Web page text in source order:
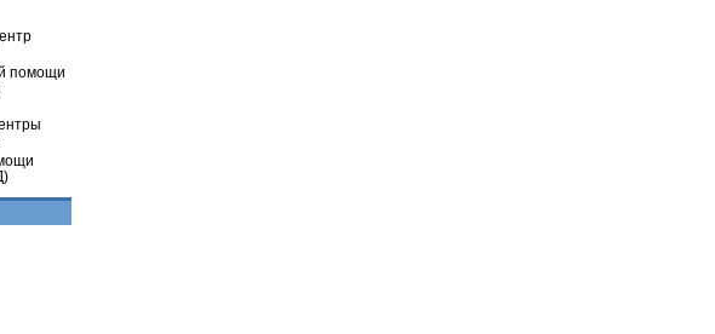
помощи